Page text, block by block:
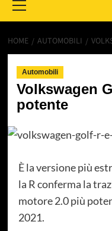
Menu
HOME AUTOMOBILI
Automobili
Volkswagen
potente
È la versione più
la R conferma la
motore 2.0 più
2021.